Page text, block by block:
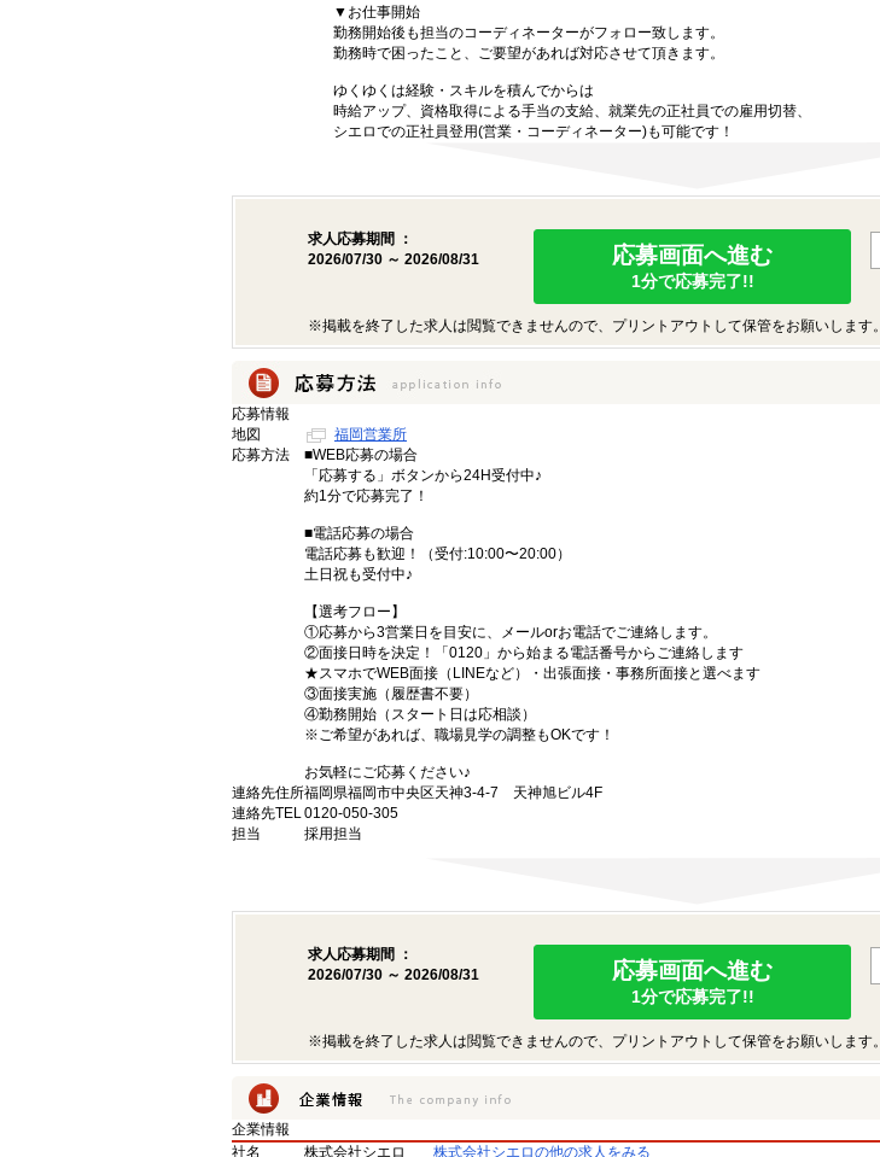
▼お仕事開始
勤務開始後も担当のコーディネーターがフォロー致します。
勤務時で困ったこと、ご要望があれば対応させて頂きます。
ゆくゆくは経験・スキルを積んでからは
時給アップ、資格取得による手当の支給、就業先の正社員での雇用切替、
シエロでの正社員登用(営業・コーディネーター)も可能です！
求人応募期間 ：
2026/07/30 ～ 2026/08/31
応募画面へ進む
1分で応募完了!!
※掲載を終了した求人は閲覧できませんので、プリントアウトして保管をお願いします。
応募情報
地図
福岡営業所
応募方法
■WEB応募の場合
「応募する」ボタンから24H受付中♪
約1分で応募完了！
■電話応募の場合
電話応募も歓迎！（受付:10:00〜20:00）
土日祝も受付中♪
【選考フロー】
①応募から3営業日を目安に、メールorお電話でご連絡します。
②面接日時を決定！「0120」から始まる電話番号からご連絡します
★スマホでWEB面接（LINEなど）・出張面接・事務所面接と選べます
③面接実施（履歴書不要）
④勤務開始（スタート日は応相談）
※ご希望があれば、職場見学の調整もOKです！
お気軽にご応募ください♪
連絡先住所福岡県福岡市中央区天神3-4-7 天神旭ビル4F
連絡先TEL0120-050-305
担当
採用担当
求人応募期間 ：
2026/07/30 ～ 2026/08/31
応募画面へ進む
1分で応募完了!!
※掲載を終了した求人は閲覧できませんので、プリントアウトして保管をお願いします。
企業情報
社名
株式会社シエロ 株式会社シエロの他の求人をみる